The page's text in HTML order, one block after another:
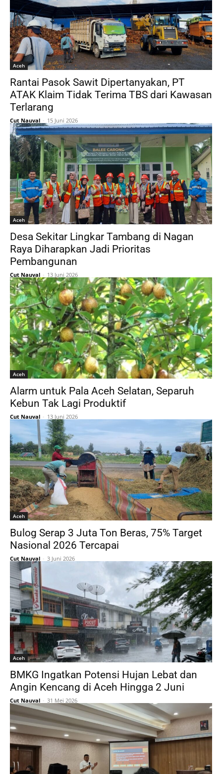
Aceh
Rantai Pasok Sawit Dipertanyakan, PT
ATAK Klaim Tidak Terima TBS dari Kawasan
Terlarang
Cut Nauval - 15 Juni 2026
Aceh
Desa Sekitar Lingkar Tambang di Nagan
Raya Diharapkan Jadi Prioritas
Pembangunan
Cut Nauval - 13 Juni 2026
Aceh
Alarm untuk Pala Aceh Selatan, Separuh
Kebun Tak Lagi Produktif
Cut Nauval - 13 Juni 2026
Aceh
Bulog Serap 3 Juta Ton Beras, 75% Target
Nasional 2026 Tercapai
Cut Nauval - 3 Juni 2026
Aceh
BMKG Ingatkan Potensi Hujan Lebat dan
Angin Kencang di Aceh Hingga 2 Juni
Cut Nauval - 31 Mei 2026